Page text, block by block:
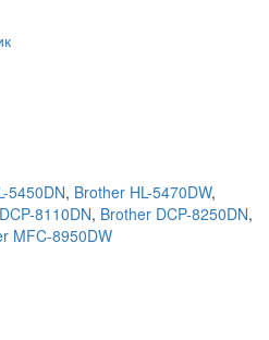
5450DN, Brother HL-5470DW,
8110DN, Brother DCP-8250DN,
MFC-8950DW